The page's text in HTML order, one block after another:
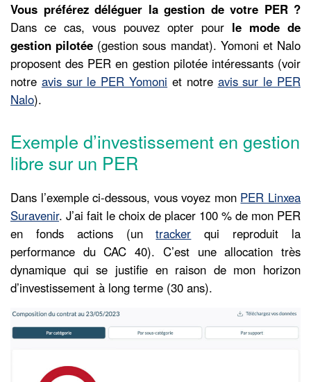
Vous préférez déléguer la gestion de votre PER ?
Dans ce cas, vous pouvez opter pour le mode de
gestion pilotée (gestion sous mandat). Yomoni et Nalo
proposent des PER en gestion pilotée intéressants (voir
notre avis sur le PER Yomoni et notre avis sur le PER
Nalo).
Exemple d’investissement en gestion
libre sur un PER
Dans l’exemple ci-dessous, vous voyez mon PER Linxea
Suravenir. J’ai fait le choix de placer 100 % de mon PER
en fonds actions (untracker qui reproduit la
performance du CAC 40). C’est une allocation très
dynamique qui se justifie en raison de mon horizon
d’investissement à long terme (30 ans).